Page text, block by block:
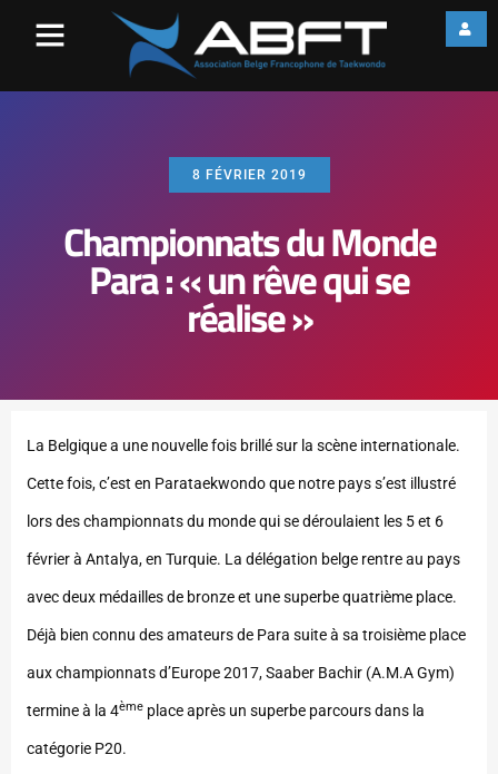
8 FÉVRIER 2019
Championnats du Monde
Para : « un rêve qui se
réalise »
La Belgique a une nouvelle fois brillé sur la scène internationale.
Cette fois, c’est en Parataekwondo que notre pays s’est illustré
lors des championnats du monde qui se déroulaient les 5 et 6
février à Antalya, en Turquie. La délégation belge rentre au pays
avec deux médailles de bronze et une superbe quatrième place.
Déjà bien connu des amateurs de Para suite à sa troisième place
aux championnats d’Europe 2017, Saaber Bachir (A.M.A Gym)
termine à la 4ème place après un superbe parcours dans la
catégorie P20.